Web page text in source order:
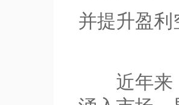
并提升盈利
近年来，